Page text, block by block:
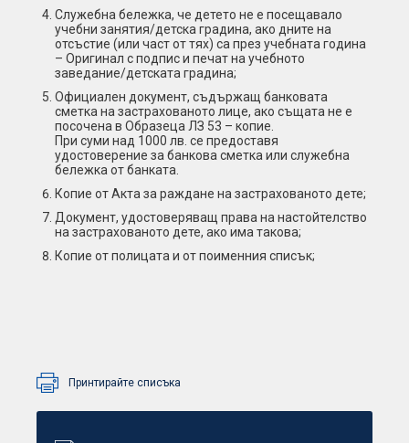
Служебна бележка, че детето не е посещавало
учебни занятия/детска градина, ако дните на
отсъстие (или част от тях) са през учебната година
– Оригинал с подпис и печат на учебното
заведание/детската градина;
Официален документ, съдържащ банковата
сметка на застрахованото лице, ако същата не е
посочена в Образеца ЛЗ 53 – копие.
При суми над 1000 лв. се предоставя
удостоверение за банкова сметка или служебна
бележка от банката.
Копие от Акта за раждане на застрахованото дете;
Документ, удостоверяващ права на настойтелство
на застрахованото дете, ако има такова;
Копие от полицата и от поименния списък;
Принтирайте списъка